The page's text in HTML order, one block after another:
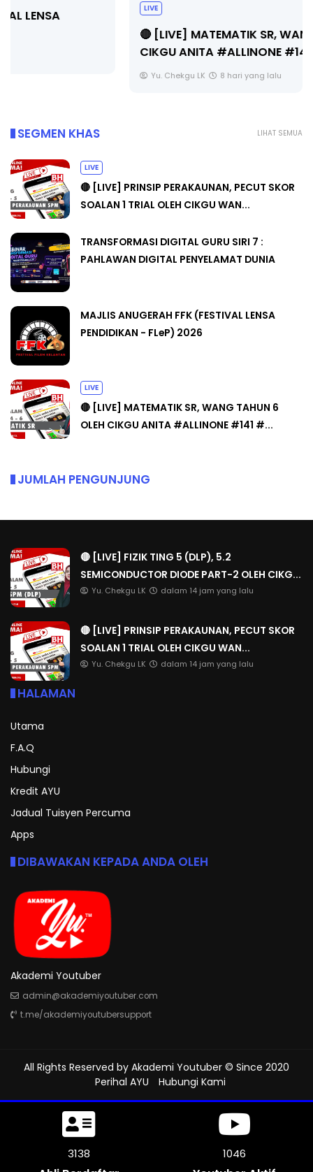
🔴 [LIVE] MATEMATIK SR, WANG TAHUN 6 OLEH
CIKGU ANITA #ALLINONE #141 #...
8 hari yang lalu
LIHAT SEMUA
SEGMEN KHAS
LIVE
🔴 [LIVE] PRINSIP PERAKAUNAN, PECUT SKOR
SOALAN 1 TRIAL OLEH CIKGU WAN...
TRANSFORMASI DIGITAL GURU SIRI 7 :
PAHLAWAN DIGITAL PENYELAMAT DUNIA
MAJLIS ANUGERAH FFK (FESTIVAL LENSA
PENDIDIKAN - FLeP) 2026
LIVE
🔴 [LIVE] MATEMATIK SR, WANG TAHUN 6
OLEH CIKGU ANITA #ALLINONE #141 #...
JUMLAH PENGUNJUNG
🔴 [LIVE] FIZIK TING 5 (DLP), 5.2
SEMICONDUCTOR DIODE PART-2 OLEH CIKG...
Yu. Chekgu LK dalam 14 jam yang lalu
🔴 [LIVE] PRINSIP PERAKAUNAN, PECUT SKOR
SOALAN 1 TRIAL OLEH CIKGU WAN...
Yu. Chekgu LK dalam 14 jam yang lalu
HALAMAN
Utama
F.A.Q
Hubungi
Kredit AYU
Jadual Tuisyen Percuma
Apps
DIBAWAKAN KEPADA ANDA OLEH
Akademi Youtuber
admin@akademiyoutuber.com
t.me/akademiyoutubersupport
All Rights Reserved by Akademi Youtuber © Since 2020
Perihal AYU
Hubungi Kami
3501 1167